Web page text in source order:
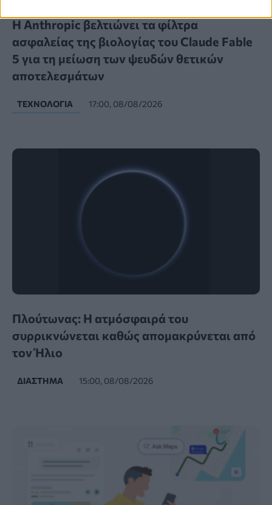
Η Anthropic βελτιώνει τα φίλτρα
ασφαλείας της βιολογίας του Claude Fable
5 για τη μείωση των ψευδών θετικών
αποτελεσμάτων
ΤΕΧΝΟΛΟΓΊΑ 17:00, 08/08/2026
Πλούτωνας: Η ατμόσφαιρά του
συρρικνώνεται καθώς απομακρύνεται από
τον Ήλιο
ΔΙΆΣΤΗΜΑ 15:00, 08/08/2026